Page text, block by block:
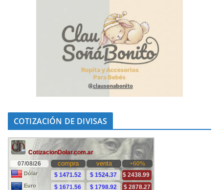
COTIZACIÓN DE DIVISAS